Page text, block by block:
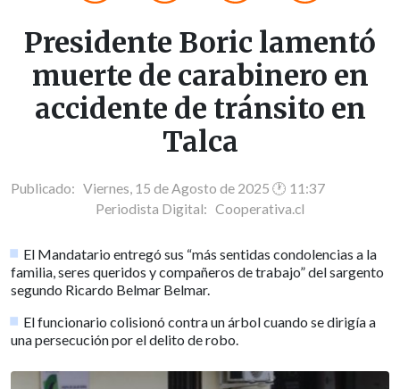
Presidente Boric lamentó
muerte de carabinero en
accidente de tránsito en
Talca
Publicado: Viernes, 15 de Agosto de 2025 🕐 11:37
Periodista Digital: Cooperativa.cl
El Mandatario entregó sus “más sentidas condolencias a la
familia, seres queridos y compañeros de trabajo” del sargento
segundo Ricardo Belmar Belmar.
El funcionario colisionó contra un árbol cuando se dirigía a
una persecución por el delito de robo.